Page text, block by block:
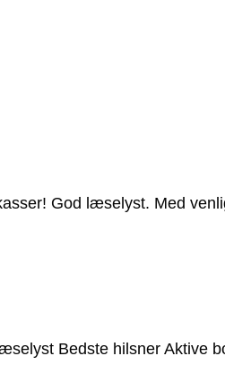
God læselyst. Med